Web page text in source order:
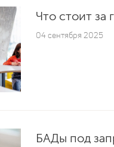
Что стоит
04 сентября 2025
БАДы под